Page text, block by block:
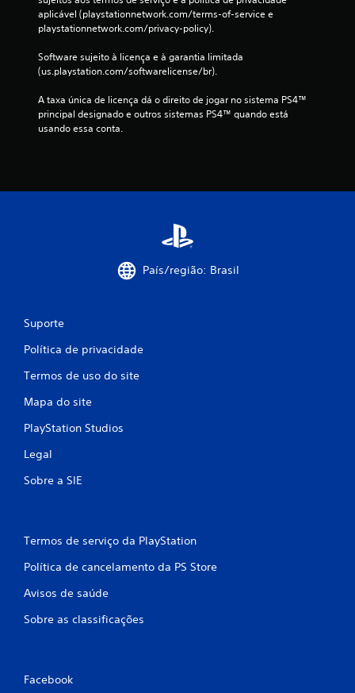
aplicável (playstationnetwork.com/terms-of-service e
playstationnetwork.com/privacy-policy).
Software sujeito à licença e à garantia limitada
(us.playstation.com/softwarelicense/br).
A taxa única de licença dá o direito de jogar no sistema PS4™
principal designado e outros sistemas PS4™ quando está
usando essa conta.
País/região: Brasil
Suporte
Política de privacidade
Termos de uso do site
Mapa do site
PlayStation Studios
Legal
Sobre a SIE
Termos de serviço da PlayStation
Política de cancelamento da PS Store
Avisos de saúde
Sobre as classificações
Facebook